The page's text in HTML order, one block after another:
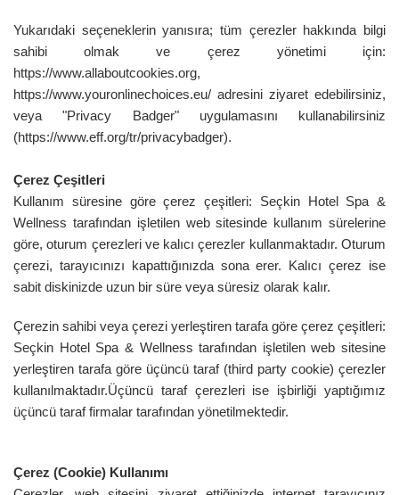
Yukarıdaki seçeneklerin yanısıra; tüm çerezler hakkında bilgi
sahibi olmak ve çerez yönetimi için:
https://www.allaboutcookies.org,
https://www.youronlinechoices.eu/ adresini ziyaret edebilirsiniz,
veya "Privacy Badger" uygulamasını kullanabilirsiniz
(https://www.eff.org/tr/privacybadger).
Çerez Çeşitleri
Kullanım süresine göre çerez çeşitleri: Seçkin Hotel Spa &
Wellness tarafından işletilen web sitesinde kullanım sürelerine
göre, oturum çerezleri ve kalıcı çerezler kullanmaktadır. Oturum
çerezi, tarayıcınızı kapattığınızda sona erer. Kalıcı çerez ise
sabit diskinizde uzun bir süre veya süresiz olarak kalır.
Çerezin sahibi veya çerezi yerleştiren tarafa göre çerez çeşitleri:
Seçkin Hotel Spa & Wellness tarafından işletilen web sitesine
yerleştiren tarafa göre üçüncü taraf (third party cookie) çerezler
kullanılmaktadır.Üçüncü taraf çerezleri ise işbirliği yaptığımız
üçüncü taraf firmalar tarafından yönetilmektedir.
Çerez (Cookie) Kullanımı